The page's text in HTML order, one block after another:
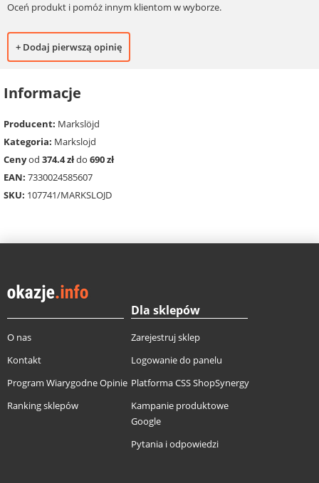
Oceń produkt i pomóż innym klientom w wyborze.
+ Dodaj pierwszą opinię
Informacje
Producent: Markslöjd
Kategoria: Markslojd
Cenyod 374.4 złdo 690 zł
EAN: 7330024585607
SKU: 107741/MARKSLOJD
O nas
Kontakt
Program Wiarygodne Opinie
Ranking sklepów
Dla sklepów
Zarejestruj sklep
Logowanie do panelu
Platforma CSS ShopSynergy
Kampanie produktowe
Google
Pytania i odpowiedzi